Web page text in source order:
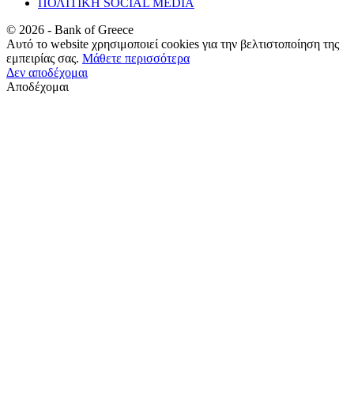
© 2026 - Bank of Greece
Αυτό το website χρησιμοποιεί cookies για την βελτιστοποίηση της
εμπειρίας σας. Μάθετε περισσότερα
Δεν αποδέχομαι
Αποδέχομαι